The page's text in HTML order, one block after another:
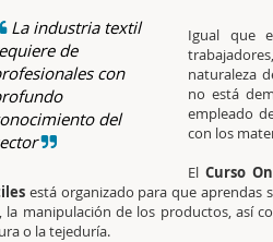
La industria textil
de
con
del
Igual que
naturaleza
no está
empleado
con los
El Curso
está organizado para que
la manipulación de los productos, así
o la tejeduría.